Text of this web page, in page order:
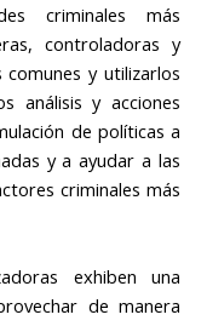
criminales más
controladoras y
y utilizarlos
análisis y acciones
de políticas a
y a ayudar a las
criminales más
exhiben una
de manera